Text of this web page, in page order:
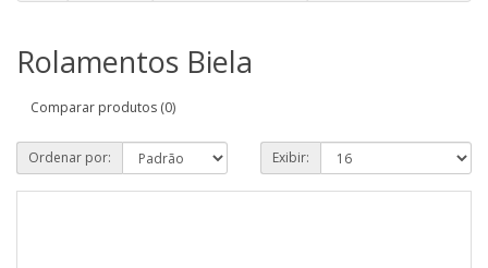
Rolamentos Biela
Comparar produtos (0)
Ordenar por: Exibir: